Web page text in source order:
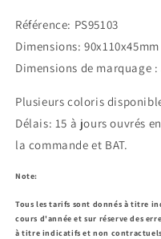
Référence: PS95103
Dimensions: 90x110x45mm
Dimensions de marquage :
Plusieurs coloris
Délais: 15 à jours ouvrés
la commande et BAT.
Note:
Tous les tarifs sont donnés à titre
cours d'année et sur réserve des
à titre indicatifs et non